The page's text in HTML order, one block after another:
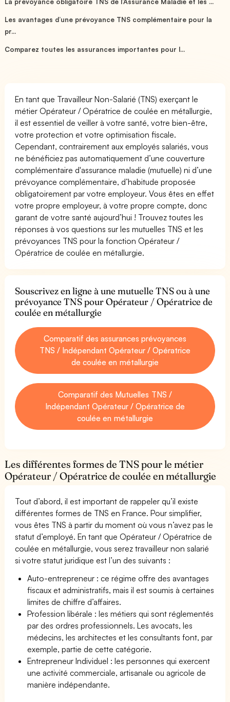
Les avantages d’une prévoyance TNS complémentaire pour la
pr...
Comparez toutes les assurances importantes pour l...
En tant que Travailleur Non-Salarié (TNS) exerçant le
métier Opérateur / Opératrice de coulée en métallurgie,
il est essentiel de veiller à votre santé, votre bien-être,
votre protection et votre optimisation fiscale.
Cependant, contrairement aux employés salariés, vous
ne bénéficiez pas automatiquement d’une couverture
complémentaire d'assurance maladie (mutuelle) ni d’une
prévoyance complémentaire, d’habitude proposée
obligatoirement par votre employeur. Vous êtes en effet
votre propre employeur, à votre propre compte, donc
garant de votre santé aujourd’hui ! Trouvez toutes les
réponses à vos questions sur les mutuelles TNS et les
prévoyances TNS pour la fonction Opérateur /
Opératrice de coulée en métallurgie.
Souscrivez en ligne à une mutuelle TNS ou à une
prévoyance TNS pour Opérateur / Opératrice de
coulée en métallurgie
Comparatif des assurances prévoyances
TNS / Indépendant Opérateur / Opératrice
de coulée en métallurgie
Comparatif des Mutuelles TNS /
Indépendant Opérateur / Opératrice de
coulée en métallurgie
Les différentes formes de TNS pour le métier
Opérateur / Opératrice de coulée en métallurgie
Tout d’abord, il est important de rappeler qu’il existe
différentes formes de TNS en France. Pour simplifier,
vous êtes TNS à partir du moment où vous n’avez pas le
statut d’employé. En tant que Opérateur / Opératrice de
coulée en métallurgie, vous serez travailleur non salarié
si votre statut juridique est l’un des suivants :
Auto-entrepreneur : ce régime offre des avantages
fiscaux et administratifs, mais il est soumis à certaines
limites de chiffre d’affaires.
Profession libérale : les métiers qui sont réglementés
par des ordres professionnels. Les avocats, les
médecins, les architectes et les consultants font, par
exemple, partie de cette catégorie.
Entrepreneur Individuel : les personnes qui exercent
une activité commerciale, artisanale ou agricole de
manière indépendante.